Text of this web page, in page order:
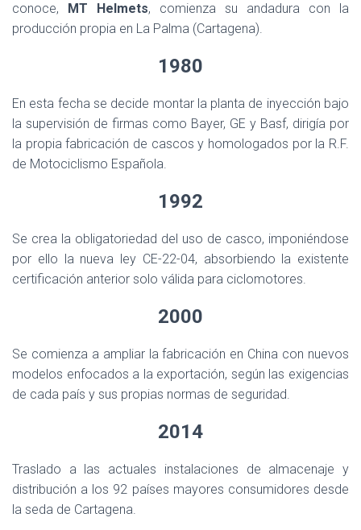
conoce,
MT Helmets, comienza su andadura con la
producción propia en La Palma (Cartagena).
1980
En esta fecha se decide montar la planta de inyección bajo
la supervisión de firmas como Bayer, GE y Basf, dirigía por
la propia fabricación de cascos y homologados por la R.F.
de Motociclismo Española.
1992
Se crea la obligatoriedad del uso de casco, imponiéndose
por ello la nueva ley CE-22-04, absorbiendo la existente
certificación anterior solo válida para ciclomotores.
2000
Se comienza a ampliar la fabricación en China con nuevos
modelos enfocados a la exportación, según las exigencias
de cada país y sus propias normas de seguridad.
2014
Traslado a las actuales instalaciones de almacenaje y
distribución a los 92 países mayores consumidores desde
la seda de Cartagena.